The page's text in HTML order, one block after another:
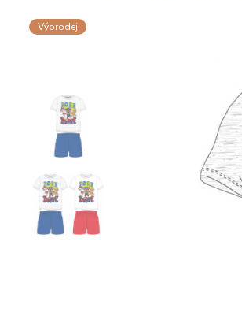
Výprodej